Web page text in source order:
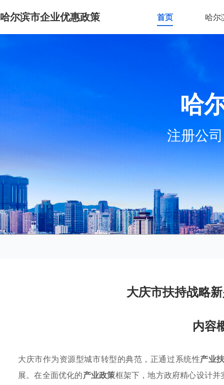
哈尔滨市企业优惠政策 首页 哈尔
哈
注册公
大庆市扶持战略
内容
大庆市作为资源型城市转型的典范，正通过系统性产业
展。在全面优化的产业政策框架下，地方政府精心设计并